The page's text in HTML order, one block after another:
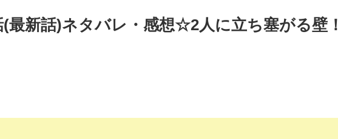
新話)ネタバレ・感想☆2人に立ち塞がる壁！